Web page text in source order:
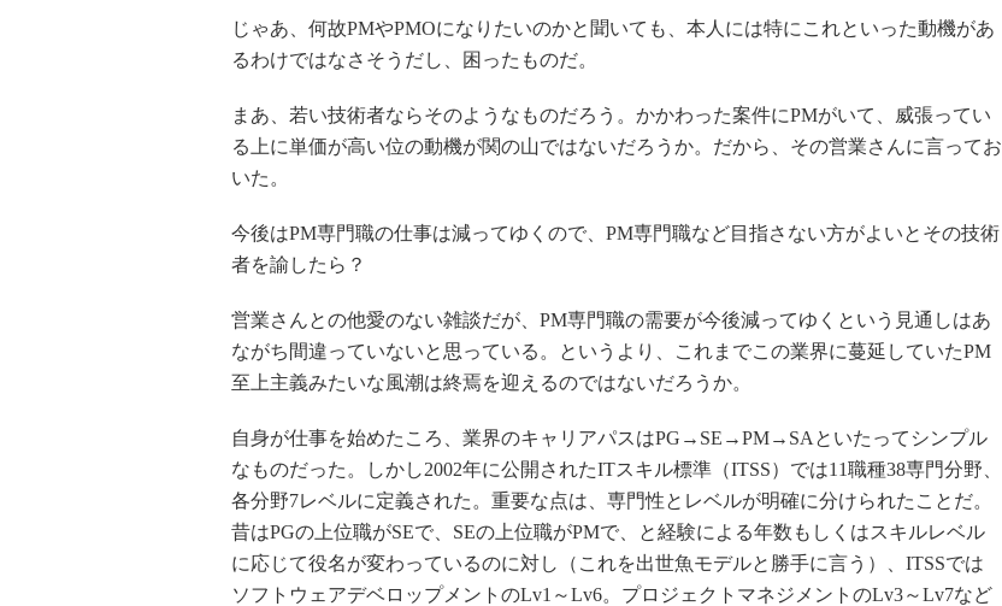
じゃあ、何故PMやPMOになりたいのかと聞いても、本人には特にこれといった動機があ
るわけではなさそうだし、困ったものだ。
まあ、若い技術者ならそのようなものだろう。かかわった案件にPMがいて、威張ってい
る上に単価が高い位の動機が関の山ではないだろうか。だから、その営業さんに言ってお
いた。
今後はPM専門職の仕事は減ってゆくので、PM専門職など目指さない方がよいとその技術
者を諭したら？
営業さんとの他愛のない雑談だが、PM専門職の需要が今後減ってゆくという見通しはあ
ながち間違っていないと思っている。というより、これまでこの業界に蔓延していたPM
至上主義みたいな風潮は終焉を迎えるのではないだろうか。
自身が仕事を始めたころ、業界のキャリアパスはPG→SE→PM→SAといたってシンプル
なものだった。しかし2002年に公開されたITスキル標準（ITSS）では11職種38専門分野、
各分野7レベルに定義された。重要な点は、専門性とレベルが明確に分けられたことだ。
昔はPGの上位職がSEで、SEの上位職がPMで、と経験による年数もしくはスキルレベル
に応じて役名が変わっているのに対し（これを出世魚モデルと勝手に言う）、ITSSでは
ソフトウェアデベロップメントのLv1～Lv6。プロジェクトマネジメントのLv3～Lv7など